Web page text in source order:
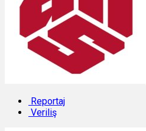
Reportaj
Veriliş